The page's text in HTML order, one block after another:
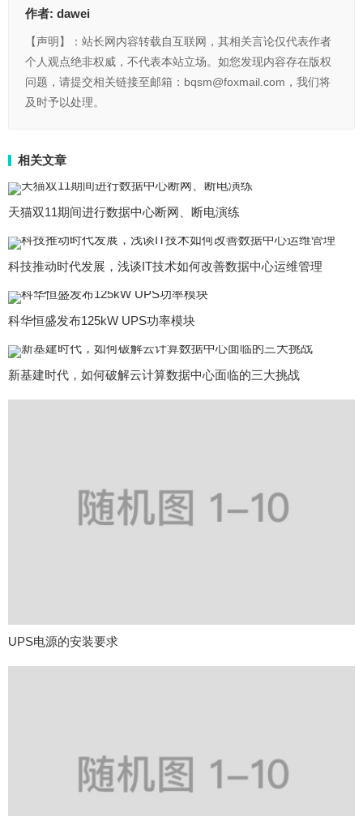
作者: dawei
【声明】：站长网内容转载自互联网，其相关言论仅代表作者
个人观点绝非权威，不代表本站立场。如您发现内容存在版权
问题，请提交相关链接至邮箱：bqsm@foxmail.com，我们将
及时予以处理。
相关文章
天猫双11期间进行数据中心断网、断电演练
科技推动时代发展，浅谈IT技术如何改善数据中心运维管理
科华恒盛发布125kW UPS功率模块
新基建时代，如何破解云计算数据中心面临的三大挑战
UPS电源的安装要求